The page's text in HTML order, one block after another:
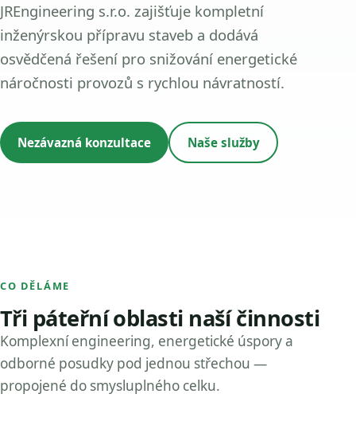
JREngineering s.r.o. zajišťuje kompletní
inženýrskou přípravu staveb a dodává
osvědčená řešení pro snižování energetické
náročnosti provozů s rychlou návratností.
Nezávazná konzultace Naše služby
CO DĚLÁME
Tři páteřní oblasti naší činnosti
Komplexní engineering, energetické úspory a
odborné posudky pod jednou střechou —
propojené do smysluplného celku.